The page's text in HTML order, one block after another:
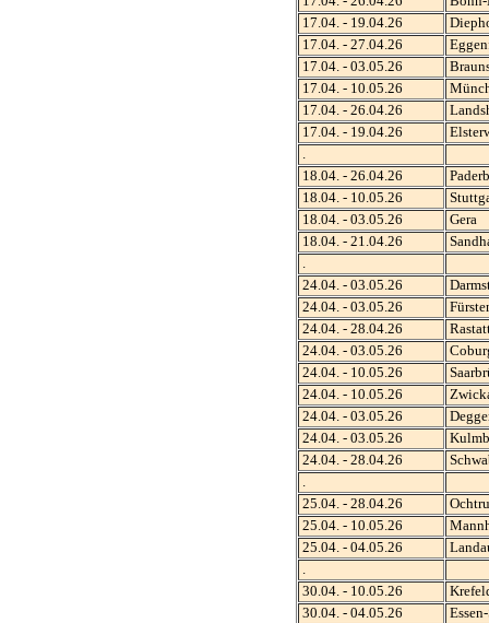
17.04. - 19.04.26
17.04. - 27.04.26
17.04. - 03.05.26
17.04. - 10.05.26
17.04. - 26.04.26
17.04. - 19.04.26
.
18.04. - 26.04.26
18.04. - 10.05.26
18.04. - 03.05.26
Gera
18.04. - 21.04.26
.
24.04. - 03.05.26
24.04. - 03.05.26
24.04. - 28.04.26
24.04. - 03.05.26
24.04. - 10.05.26
24.04. - 10.05.26
24.04. - 03.05.26
24.04. - 03.05.26
24.04. - 28.04.26
.
25.04. - 28.04.26
25.04. - 10.05.26
25.04. - 04.05.26
.
30.04. - 10.05.26
30.04. - 04.05.26